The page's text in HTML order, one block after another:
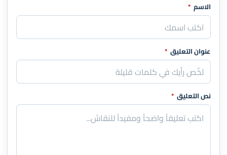
اترك هذا الحقل فارغاً
الاسم *
عنوان التعليق *
نص التعليق *